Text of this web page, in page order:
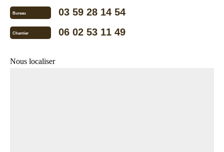
Bureau 03 59 28 14 54
Chantier 06 02 53 11 49
Nous localiser